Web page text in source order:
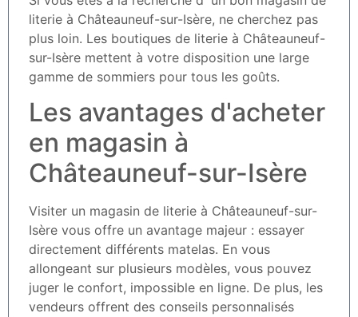
literie à Châteauneuf-sur-Isère, ne cherchez pas
plus loin. Les boutiques de literie à Châteauneuf-
sur-Isère mettent à votre disposition une large
gamme de sommiers pour tous les goûts.
Les avantages d'acheter
en magasin à
Châteauneuf-sur-Isère
Visiter un magasin de literie à Châteauneuf-sur-
Isère vous offre un avantage majeur : essayer
directement différents matelas. En vous
allongeant sur plusieurs modèles, vous pouvez
juger le confort, impossible en ligne. De plus, les
vendeurs offrent des conseils personnalisés